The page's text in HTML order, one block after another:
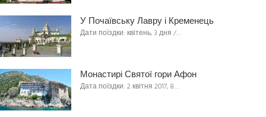
У Почаївську Лавру і Кременець
Дати поїздки: квітень, 3 дня /…
Монастирі Святої гори Афон
Дата поїздки: 2 квітня 2017, 8…